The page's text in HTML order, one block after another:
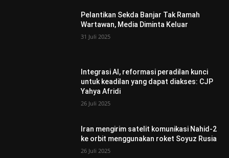
Pelantikan Sekda Banjar Tak Ramah
Wartawan, Media Diminta Keluar
31 Juli 2025
Integrasi AI, reformasi peradilan kunci
untuk keadilan yang dapat diakses: CJP
Yahya Afridi
26 Juli 2025
Iran mengirim satelit komunikasi Nahid-2
ke orbit menggunakan roket Soyuz Rusia
26 Juli 2025